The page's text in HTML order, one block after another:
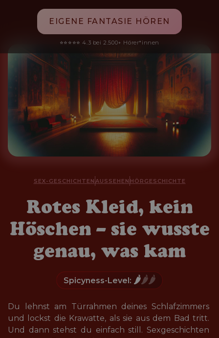
EIGENE FANTASIE HÖREN
⭐⭐⭐⭐⭐ 4.3 bei 2.500+ Hörer*innen
SEX-GESCHICHTEN AUSSEHEN HÖRGESCHICHTE
Rotes Kleid, kein
Höschen – sie wusste
genau, was kam
Spicyness-Level: 🌶️🌶️🌶️
Du lehnst am Türrahmen deines Schlafzimmers
und lockst die Krawatte, als sie aus dem Bad tritt.
Und dann stehst du einfach still. Sexgeschichten